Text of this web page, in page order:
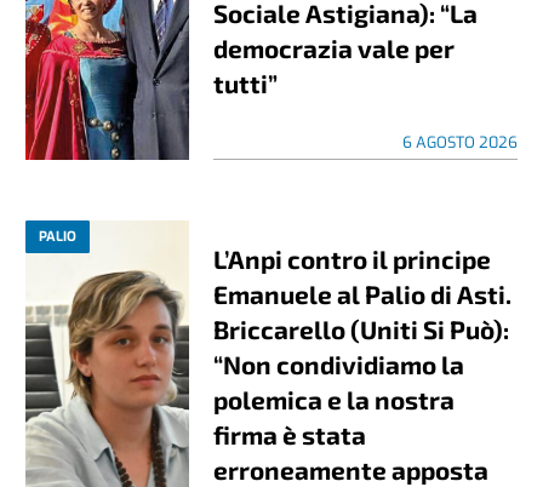
Sociale Astigiana): “La
democrazia vale per
tutti”
6 AGOSTO 2026
PALIO
L’Anpi contro il principe
Emanuele al Palio di Asti.
Briccarello (Uniti Si Può):
“Non condividiamo la
polemica e la nostra
firma è stata
erroneamente apposta